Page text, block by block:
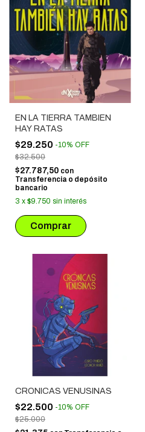
EN LA TIERRA TAMBIEN
HAY RATAS
$29.250 -10% OFF
$32.500
$27.787,50 con
Transferencia o depósito
bancario
3 x $9.750 sin interés
CRONICAS VENUSINAS
$22.500 -10% OFF
$25.000